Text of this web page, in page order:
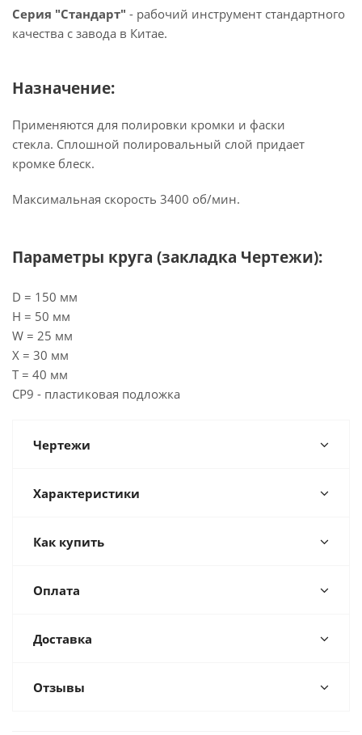
Серия "Стандарт" - рабочий инструмент стандартного
качества с завода в Китае.
Назначение:
Применяются для полировки кромки и фаски
стекла. Сплошной полировальный слой придает
кромке блеск.
Максимальная скорость 3400 об/мин.
Параметры круга (закладка Чертежи):
D = 150 мм
H = 50 мм
W = 25 мм
X = 30 мм
T = 40 мм
CP9 - пластиковая подложка
Чертежи
Характеристики
Как купить
Оплата
Доставка
Отзывы